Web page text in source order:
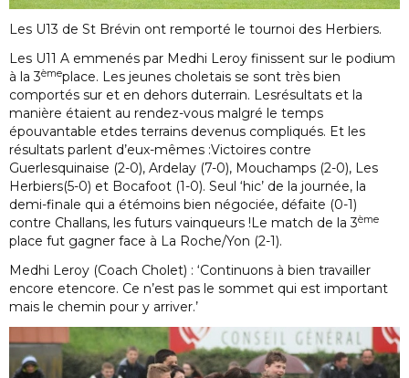
Les U13 de St Brévin ont remporté le tournoi des Herbiers.
Les U11 A emmenés par Medhi Leroy finissent sur le podium
à la 3èmeplace. Les jeunes choletais se sont très bien
comportés sur et en dehors duterrain. Lesrésultats et la
manière étaient au rendez-vous malgré le temps
épouvantable etdes terrains devenus compliqués. Et les
résultats parlent d’eux-mêmes :Victoires contre
Guerlesquinaise (2-0), Ardelay (7-0), Mouchamps (2-0), Les
Herbiers(5-0) et Bocafoot (1-0). Seul ‘hic’ de la journée, la
demi-finale qui a étémoins bien négociée, défaite (0-1)
contre Challans, les futurs vainqueurs !Le match de la 3ème
place fut gagner face à La Roche/Yon (2-1).
Medhi Leroy (Coach Cholet) : ‘Continuons à bien travailler
encore etencore. Ce n’est pas le sommet qui est important
mais le chemin pour y arriver.’